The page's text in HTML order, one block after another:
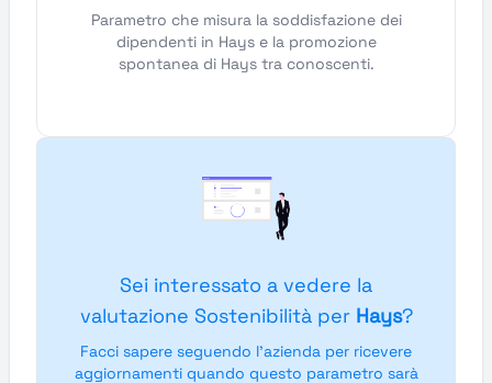
Parametro che misura la soddisfazione dei
dipendenti in Hays e la promozione
spontanea di Hays tra conoscenti.
Sei interessato a vedere la
valutazione Sostenibilità per Hays?
Facci sapere seguendo l'azienda per ricevere
aggiornamenti quando questo parametro sarà